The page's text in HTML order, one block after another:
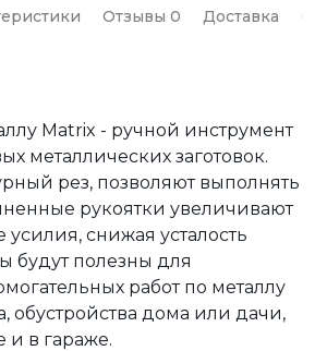
Отзывы 0 Доставка
Matrix - ручной инструмент
металлических заготовок.
рез, позволяют выполнять
рукоятки увеличивают
снижая усталость
будут полезны для
работ по металлу
обустройства дома или дачи,
и в гараже.